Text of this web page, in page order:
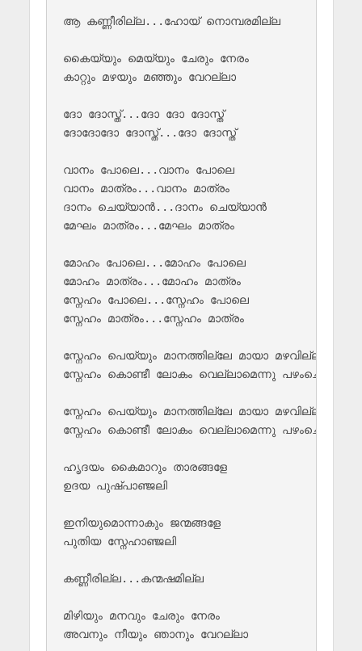
ആ കണ്ണീരില്ല...ഹോയ് നൊമ്പരമില്ല
കൈയ്യും മെയ്യും ചേരും നേരം
കാറ്റും മഴയും മഞ്ഞും വേറല്ലാ
ദോ ദോസ്ത്...ദോ ദോ ദോസ്ത്
ദോദോദോ ദോസ്ത്...ദോ ദോസ്ത്
വാനം പോലെ...വാനം പോലെ
വാനം മാത്രം...വാനം മാത്രം
ദാനം ചെയ്യാൻ...ദാനം ചെയ്യാൻ
മേഘം മാത്രം...മേഘം മാത്രം
മോഹം പോലെ...മോഹം പോലെ
മോഹം മാത്രം...മോഹം മാത്രം
സ്നേഹം പോലെ...സ്നേഹം പോലെ
സ്നേഹം മാത്രം...സ്നേഹം മാത്രം
സ്നേഹം പെയ്യും മാനത്തില്ലേ മായാ മഴവില്ല്
സ്നേഹം കൊണ്ടീ ലോകം വെല്ലാമെന്നു പഴംചൊല്ല്
സ്നേഹം പെയ്യും മാനത്തില്ലേ മായാ മഴവില്ല്
സ്നേഹം കൊണ്ടീ ലോകം വെല്ലാമെന്നു പഴംചൊല്ല്
ഹൃദയം കൈമാറും താരങ്ങളേ
ഉദയ പുഷ്പാഞ്ജലി
ഇനിയുമൊന്നാകും ജന്മങ്ങളേ
പുതിയ സ്നേഹാഞ്ജലി
കണ്ണീരില്ല...കന്മഷമില്ല
മിഴിയും മനവും ചേരും നേരം
അവനും നീയും ഞാനും വേറല്ലാ